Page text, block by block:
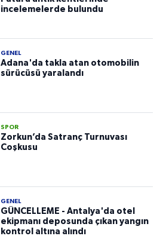
incelemelerde bulundu
GENEL
Adana'da takla atan otomobilin
sürücüsü yaralandı
SPOR
Zorkun’da Satranç Turnuvası
Coşkusu
GENEL
GÜNCELLEME - Antalya'da otel
ekipmanı deposunda çıkan yangın
kontrol altına alındı